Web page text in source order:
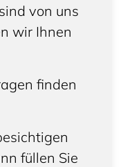
von uns
wir Ihnen
finden
füllen Sie